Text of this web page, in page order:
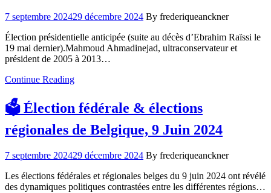
7 septembre 202429 décembre 2024 By frederiqueanckner
Élection présidentielle anticipée (suite au décès d’Ebrahim Raïssi le
19 mai dernier).Mahmoud Ahmadinejad, ultraconservateur et
président de 2005 à 2013…
Continue Reading
🗳️ Élection fédérale & élections
régionales de Belgique, 9 Juin 2024
7 septembre 202429 décembre 2024 By frederiqueanckner
Les élections fédérales et régionales belges du 9 juin 2024 ont révélé
des dynamiques politiques contrastées entre les différentes régions…